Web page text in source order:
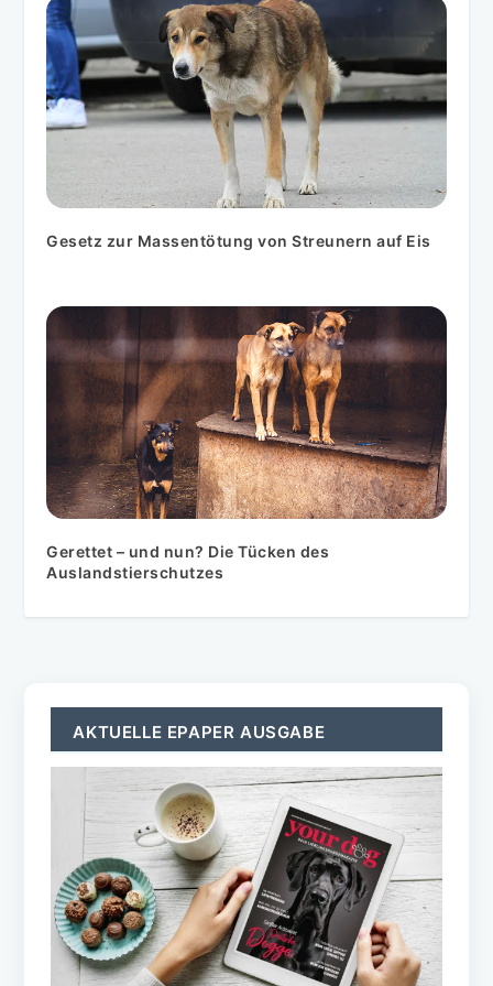
Gesetz zur Massentötung von Streunern auf Eis
Gerettet – und nun? Die Tücken des
Auslandstierschutzes
AKTUELLE EPAPER AUSGABE